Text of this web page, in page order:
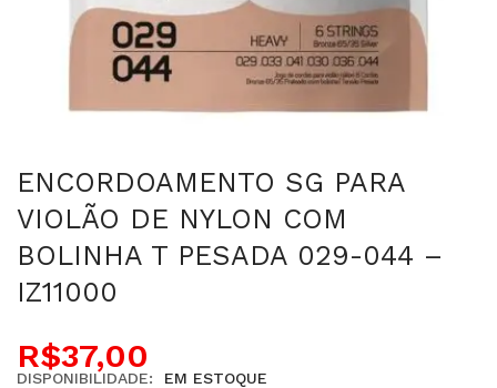
ENCORDOAMENTO SG PARA
VIOLÃO DE NYLON COM
BOLINHA T PESADA 029-044 –
IZ11000
R$37,00
DISPONIBILIDADE: EM ESTOQUE